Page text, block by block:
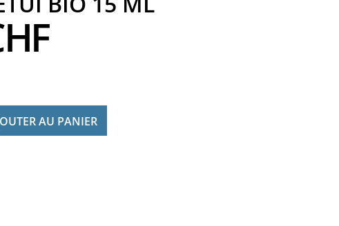
AU PANIER